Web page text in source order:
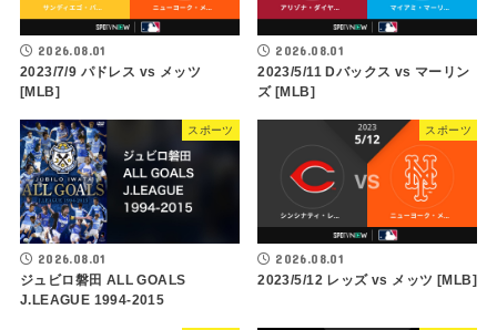
2026.08.01
2023/7/9 パドレス vs メッツ
[MLB]
2026.08.01
2023/5/11 Dバックス vs マーリン
ズ [MLB]
スポーツ
2026.08.01
ジュビロ磐田 ALL GOALS
J.LEAGUE 1994-2015
スポーツ
2026.08.01
2023/5/12 レッズ vs メッツ [MLB]